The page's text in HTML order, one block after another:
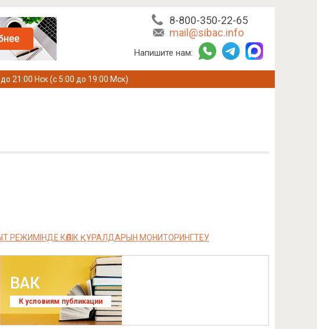
8-800-350-22-65
mail@sibac.info
Напишите нам:
21:00 Нск (с 5:00 до 19:00 Мск)
РЕЖИМІНДЕ КӨЛІК ҚҰРАЛДАРЫН МОНИТОРИНГТЕУ
ВАК
К условиям публикации